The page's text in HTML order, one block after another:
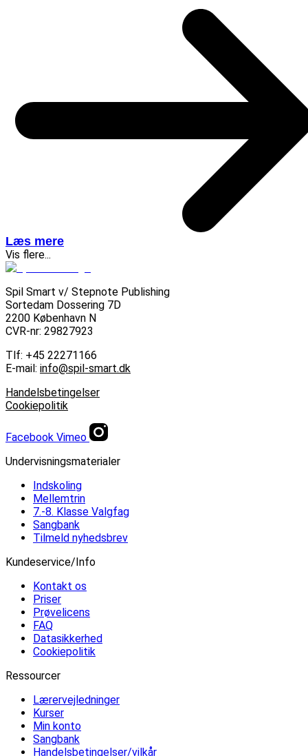
Læs mere
Vis flere...
Spil Smart v/ Stepnote Publishing
Sortedam Dossering 7D
2200 København N
CVR-nr: 29827923
Tlf: +45 22271166
E-mail: info@spil-smart.dk
Handelsbetingelser
Cookiepolitik
Facebook Vimeo
Undervisningsmaterialer
Indskoling
Mellemtrin
7.-8. Klasse Valgfag
Sangbank
Tilmeld nyhedsbrev
Kundeservice/Info
Kontakt os
Priser
Prøvelicens
FAQ
Datasikkerhed
Cookiepolitik
Ressourcer
Lærervejledninger
Kurser
Min konto
Sangbank
Handelsbetingelser/vilkår